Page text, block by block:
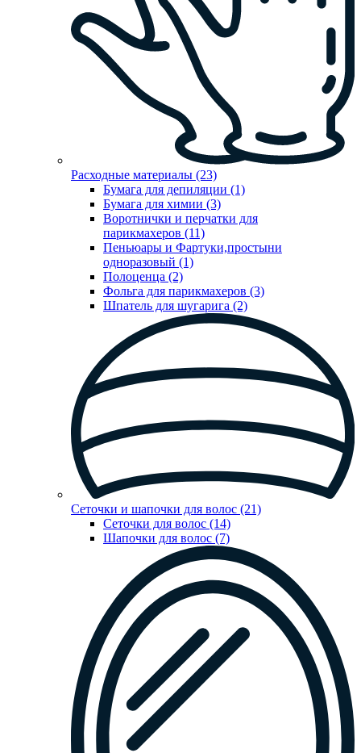
Расходные материалы (23)
Бумага для депиляции (1)
Бумага для химии (3)
Воротнички и перчатки для
парикмахеров (11)
Пеньюары и Фартуки,простыни
одноразовый (1)
Полоценца (2)
Фольга для парикмахеров (3)
Шпатель для шугарига (2)
Сеточки и шапочки для волос (21)
Сеточки для волос (14)
Шапочки для волос (7)